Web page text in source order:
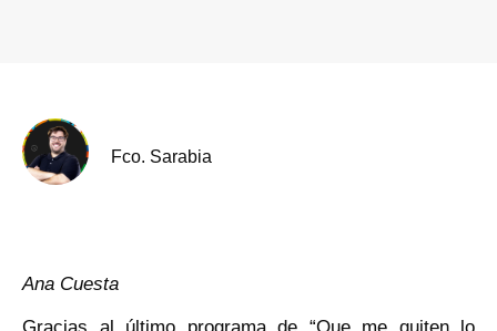
Fco. Sarabia
Ana Cuesta